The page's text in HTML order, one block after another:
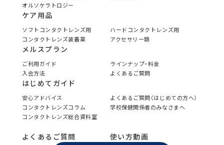
オルソケラトロジー
ケア用品
ソフトコンタクトレンズ用
ハードコンタクトレンズ用
コンタクトレンズ装着薬
アクセサリー類
メルスプラン
ご利用ガイド
ラインナップ・料金
入会方法
よくあるご質問
はじめてガイド
安心アドバイス
よくあるご質問（はじめての方へ）
コンタクトレンズコラム
学校保健関係者のみなさまへ
コンタクトレンズ総合資料室
よくあるご質問 使い方動画